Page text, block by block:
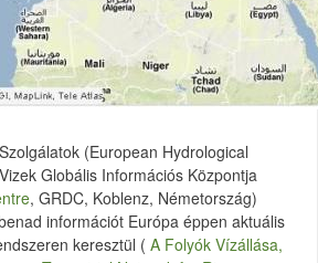
(European Hydrological
Globális Információs Központja
, GRDC, Koblenz, Németország)
információt Európa éppen aktuális
keresztül ( A Folyók Vízállása,